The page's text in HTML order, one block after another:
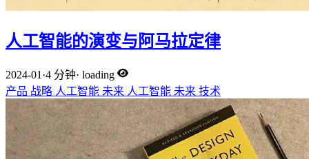
人工智能的演变与阿马拉定律
2024-01 ·4 分钟· loading
产品 战略 人工智能 未来 人工智能 未来 技术